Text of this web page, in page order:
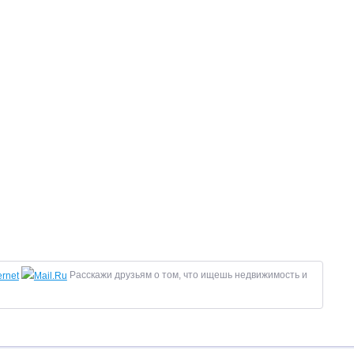
Расскажи друзьям о том, что ищешь недвижимость и